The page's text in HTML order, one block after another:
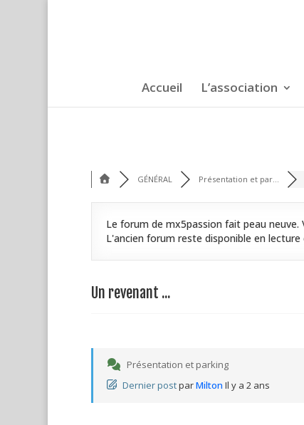
Accueil L’association
GÉNÉRAL Présentation et par...
Le forum de mx5passion fait peau
L'ancien forum reste disponible en
Un revenant ...
Présentation et parking
Dernier postparMilton Il y a 2 ans